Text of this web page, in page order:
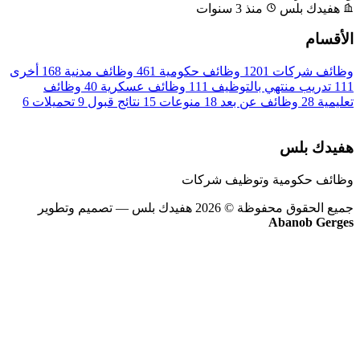
هفيدك بلس منذ 3 سنوات
الأقسام
وظائف شركات 1201 وظائف حكومية 461 وظائف مدنية 168 أخرى
111 تدريب منتهي بالتوظيف 111 وظائف عسكرية 40 وظائف
تعليمية 28 وظائف عن بعد 18 منوعات 15 نتائج قبول 9 تحميلات 6
هفيدك بلس
وظائف حكومية وتوظيف شركات
جميع الحقوق محفوظة © 2026 هفيدك بلس
— تصميم وتطوير
Abanob Gerges